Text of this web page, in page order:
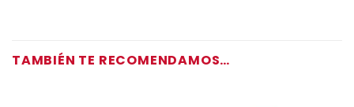
TAMBIÉN TE RECOMENDAMOS…